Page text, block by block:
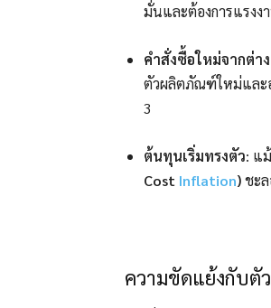
มั่นและต้องการแรงง
คำสั่งซื้อใหม่จากต่า
ตัวผลิตภัณฑ์ใหม่และ
3
ต้นทุนเริ่มทรงตัว: แ
Cost Inflation)ชะ
ความขัดแย้งกับตั